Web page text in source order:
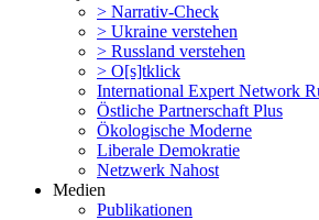
> Narrativ-Check
> Ukraine verstehen
> Russland verstehen
> O[s]tklick
Inter­na­tional Expert Network
Östliche Partner­schaft Plus
Ökolo­gische Moderne
Liberale Demokratie
Netzwerk Nahost
Medien
Publi­ka­tionen